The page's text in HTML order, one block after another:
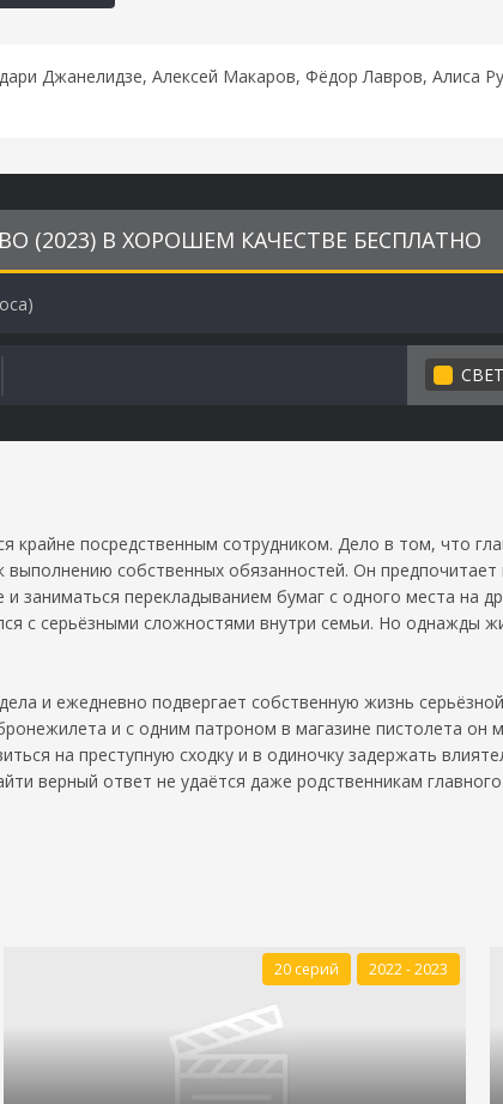
Джанелидзе, Алексей Макаров, Фёдор Лавров, Алиса
(2023) В ХОРОШЕМ КАЧЕСТВЕ БЕСПЛАТНО
СВЕТ
крайне посредственным сотрудником. Дело в том, что
собственных обязанностей. Он
заниматься перекладыванием бумаг с одного места на
с серьёзными сложностями внутри семьи. Но однажды
и ежедневно подвергает собственную жизнь
и с одним патроном в магазине пистолета он
на преступную сходку и в одиночку задержать
верный ответ не удаётся даже родственникам
20 серий 2022 - 2023